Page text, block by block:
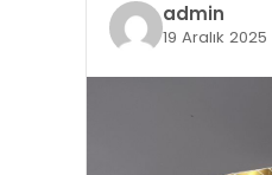
admin
19 Aralık 2025